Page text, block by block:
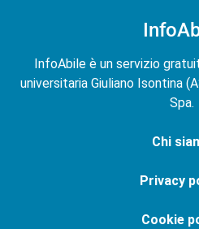
InfoAbile è un servizio
universitaria Giuliano Isontina
Spa.
Chi
Privacy
Cookie